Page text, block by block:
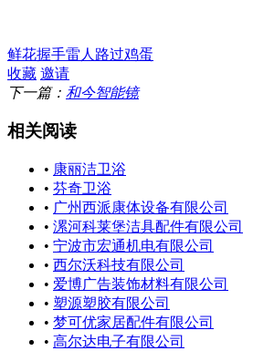
鲜花握手雷人 路过鸡蛋
收藏 邀请
下一篇： 和今智能镜
相关阅读
• 康丽洁卫浴
• 芬奇卫浴
• 广州西派康体设备有限公司
• 漯河科莱堡洁具配件有限公司
• 宁波市宏通机电有限公司
• 西尔沃科技有限公司
• 爱博广告装饰材料有限公司
• 塑源塑胶有限公司
• 梦可优家居配件有限公司
• 高尔达电子有限公司